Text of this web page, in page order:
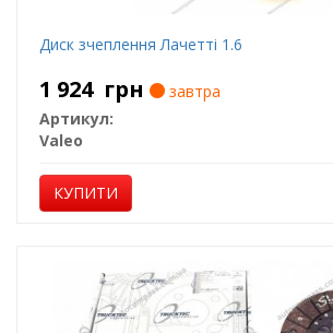
Диск зчеплення Лачетті 1.6
1 924 грн
завтра
Артикул:
Valeo
КУПИТИ